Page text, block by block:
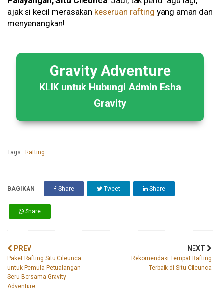
ajak si kecil merasakan keseruan rafting yang aman dan
menyenangkan!
Gravity Adventure
KLIK untuk Hubungi Admin Esha
Gravity
Tags : Rafting
BAGIKAN Share Tweet Share
Share
PREV
Paket Rafting Situ Cileunca
untuk Pemula Petualangan
Seru Bersama Gravity
Adventure
NEXT
Rekomendasi Tempat Rafting
Terbaik di Situ Cileunca